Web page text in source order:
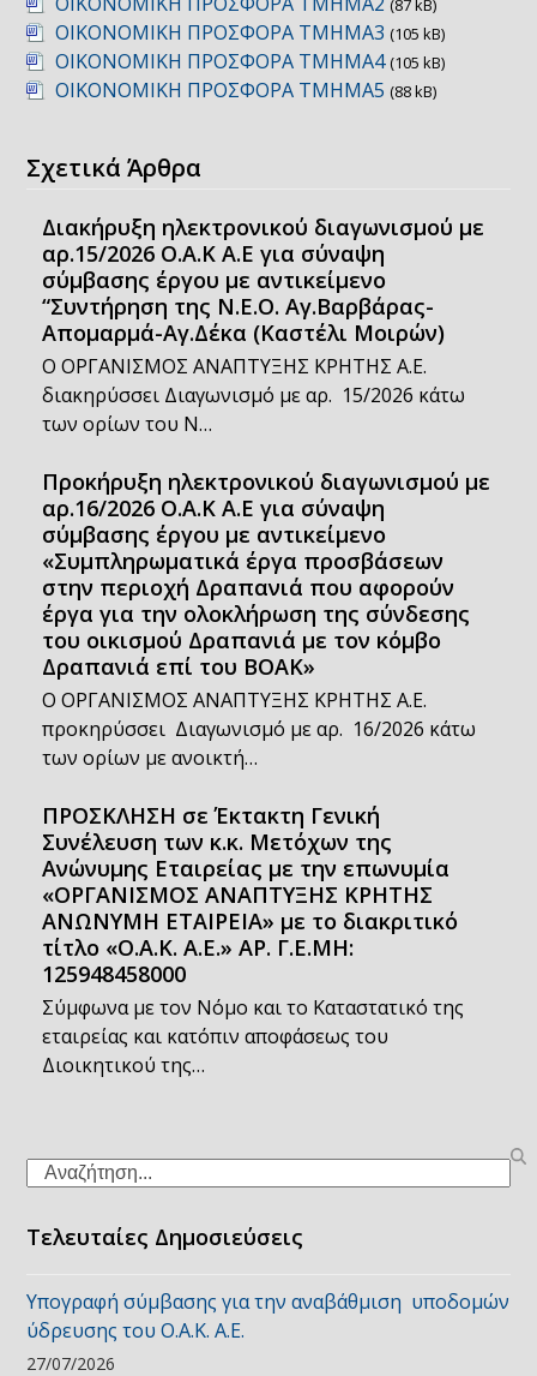
(87 kB)
ΟΙΚΟΝΟΜΙΚΗ ΠΡΟΣΦΟΡΑ ΤΜΗΜΑ3 (105 kB)
ΟΙΚΟΝΟΜΙΚΗ ΠΡΟΣΦΟΡΑ ΤΜΗΜΑ4 (105 kB)
ΟΙΚΟΝΟΜΙΚΗ ΠΡΟΣΦΟΡΑ ΤΜΗΜΑ5 (88 kB)
Σχετικά Άρθρα
Διακήρυξη ηλεκτρονικού διαγωνισμού με
αρ.15/2026 Ο.Α.Κ Α.Ε για σύναψη
σύμβασης έργου με αντικείμενο
“Συντήρηση της Ν.Ε.Ο. Αγ.Βαρβάρας-
Απομαρμά-Αγ.Δέκα (Καστέλι Μοιρών)
Ο ΟΡΓΑΝΙΣΜΟΣ ΑΝΑΠΤΥΞΗΣ ΚΡΗΤΗΣ Α.Ε.
διακηρύσσει Διαγωνισμό με αρ. 15/2026 κάτω
των ορίων του Ν…
Προκήρυξη ηλεκτρονικού διαγωνισμού με
αρ.16/2026 Ο.Α.Κ Α.Ε για σύναψη
σύμβασης έργου με αντικείμενο
«Συμπληρωματικά έργα προσβάσεων
στην περιοχή Δραπανιά που αφορούν
έργα για την ολοκλήρωση της σύνδεσης
του οικισμού Δραπανιά με τον κόμβο
Δραπανιά επί του ΒΟΑΚ»
Ο ΟΡΓΑΝΙΣΜΟΣ ΑΝΑΠΤΥΞΗΣ ΚΡΗΤΗΣ Α.Ε.
προκηρύσσει Διαγωνισμό με αρ. 16/2026 κάτω
των ορίων με ανοικτή…
ΠΡΟΣΚΛΗΣΗ σε Έκτακτη Γενική
Συνέλευση των κ.κ. Μετόχων της
Ανώνυμης Εταιρείας με την επωνυμία
«ΟΡΓΑΝΙΣΜΟΣ ΑΝΑΠΤΥΞΗΣ ΚΡΗΤΗΣ
ΑΝΩΝΥΜΗ ΕΤΑΙΡΕΙΑ» με το διακριτικό
τίτλο «Ο.Α.Κ. Α.Ε.» ΑΡ. Γ.Ε.ΜΗ:
125948458000
Σύμφωνα με τον Νόμο και το Καταστατικό της
εταιρείας και κατόπιν αποφάσεως του
Διοικητικού της…
Search
Τελευταίες Δημοσιεύσεις
Υπογραφή σύμβασης για την αναβάθμιση υποδομών
ύδρευσης του Ο.Α.Κ. Α.Ε.
27/07/2026